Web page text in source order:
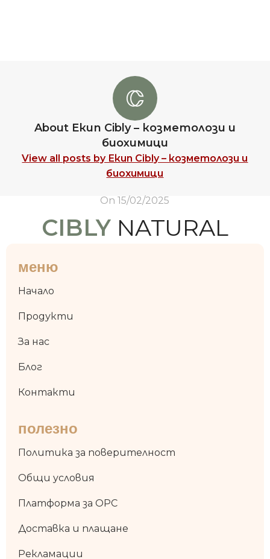
About Екип Cibly – козметолози и
биохимици
View all posts by Екип Cibly – козметолози и
биохимици
On 15/02/2025
CIBLYNATURAL
меню
Начало
Продукти
За нас
Блог
Контакти
полезно
Политика за поверителност
Общи условия
Платформа за OPC
Доставка и плащане
Рекламации